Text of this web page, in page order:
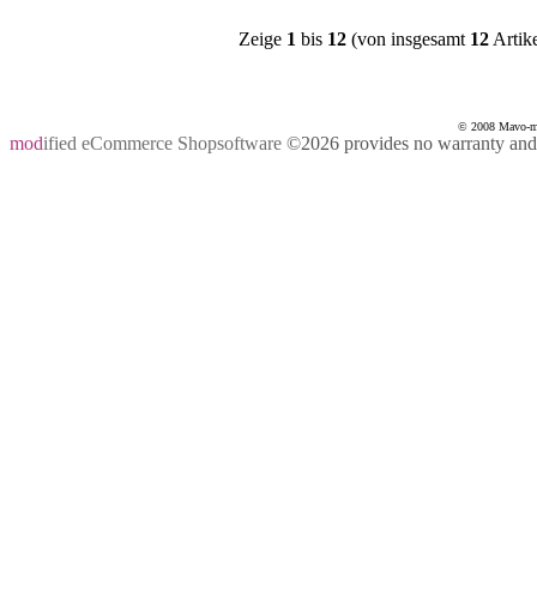
Zeige 1 bis 12 (von insgesamt 12
© 2008 Mavo-
modified eCommerce Shopsoftware ©2026 provides no warranty